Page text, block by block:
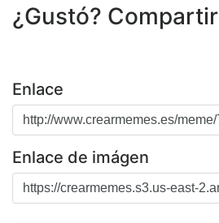
¿Gustó? Compartir
Enlace
Enlace de imágen